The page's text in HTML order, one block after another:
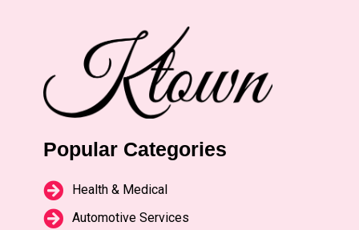
Popular Categories
Health & Medical
Automotive Services